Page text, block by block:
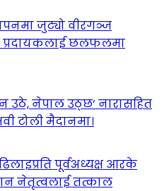
जुट्यो वीरगञ्ज
प्रदायकलाई छलफलमा
उठे, नेपाल उठ्छ’ नारासहित
टोली मैदानमा।
पूर्वअध्यक्ष आरके
नेतृत्वलाई तत्काल